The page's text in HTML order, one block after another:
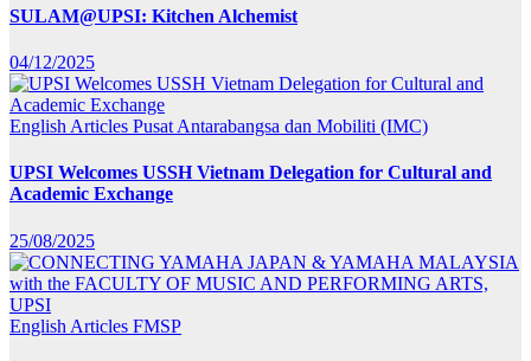
SULAM@UPSI: Kitchen Alchemist
04/12/2025
English Articles Pusat Antarabangsa dan Mobiliti (IMC)
UPSI Welcomes USSH Vietnam Delegation for Cultural and
Academic Exchange
25/08/2025
English Articles FMSP